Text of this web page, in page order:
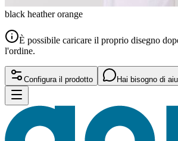
black heather orange
È possibile caricare il proprio disegno
l'ordine.
Configura il prodotto Hai bisogno di